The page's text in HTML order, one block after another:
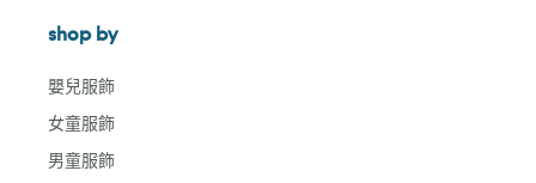
shop by
嬰兒服飾
女童服飾
男童服飾